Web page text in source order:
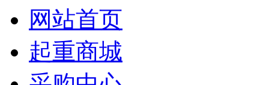
网站首页
起重商城